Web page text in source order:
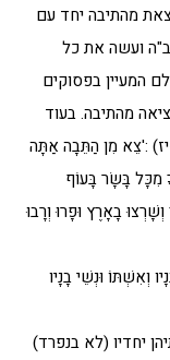
מהתיבה יחד עם
ועשה את כל
המעיין בפסוקים
מהתיבה. בעוד
:'צֵא מִן הַתֵּבָה אַתָּה
מִכָּל בָּשָׂר בָּעוֹף
בָאָרֶץ וּפָרוּ וְרָבוּ
וְאִשְׁתּוֹ וּנְשֵׁי בָנָיו
יחדיו (לא בנפרד)